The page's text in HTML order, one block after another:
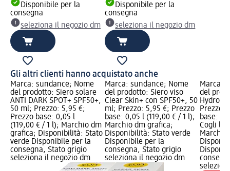
Disponibile per la
consegna
seleziona il negozio dm
Disponibile per la
consegna
seleziona il negozio dm
Gli altri clienti hanno acquistato anche
Marca: sundance; Nome
del prodotto: Siero solare
ANTI DARK SPOT+ SPF50+,
50 ml; Prezzo: 5,95 €;
Prezzo base: 0,05 l
(119,00 € / 1 l); Marchio dm
grafica; Disponibilità: Stato
verde Disponibile per la
consegna, Stato grigio
seleziona il negozio dm
Marca: sundance; Nome
del prodotto: Siero viso
Clear Skin+ con SPF50+, 50
ml; Prezzo: 5,95 €; Prezzo
base: 0,05 l (119,00 € / 1 l);
Marchio dm grafica;
Disponibilità: Stato verde
Disponibile per la
consegna, Stato grigio
seleziona il negozio dm
Marca:
del
Hydro+
Prezzo:
base:
Cogli
Marchio